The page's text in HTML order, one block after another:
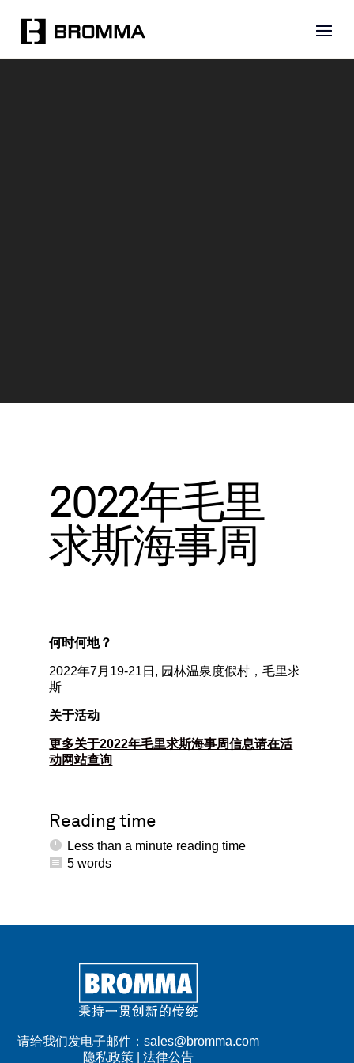
2022年毛里
求斯海事周
何时何地？
2022年7月19-21日, 园林温泉度假村，毛里求
斯
关于活动
更多关于2022年毛里求斯海事周信息请在活
动网站查询
Reading time
 Less than a minutereading time
 5words
请给我们发电子邮件：sales@bromma.com
隐私政策 |法律公告